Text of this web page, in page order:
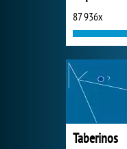
87 936x
Taberinos